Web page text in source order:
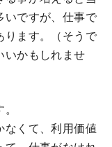
いですが、仕事で
ります。（そうで
いかもしれませ
なくて、利用価値